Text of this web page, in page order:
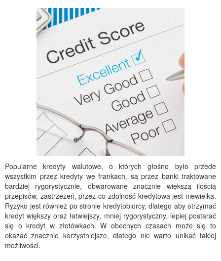
Popularne kredyty walutowe, o których głośno było przede
wszystkim przez kredyty we frankach, są przez banki traktowane
bardziej rygorystycznie, obwarowane znacznie większą ilością
przepisów, zastrzeżeń, przez co zdolność kredytowa jest niewielka.
Ryzyko jest również po stronie kredytobiorcy, dlatego aby otrzymać
kredyt większy oraz łatwiejszy, mniej rygorystyczny, lepiej postarać
się o kredyt w złotówkach. W obecnych czasach może się to
okazać znacznie korzystniejsze, dlatego nie warto unikać takiej
możliwości.